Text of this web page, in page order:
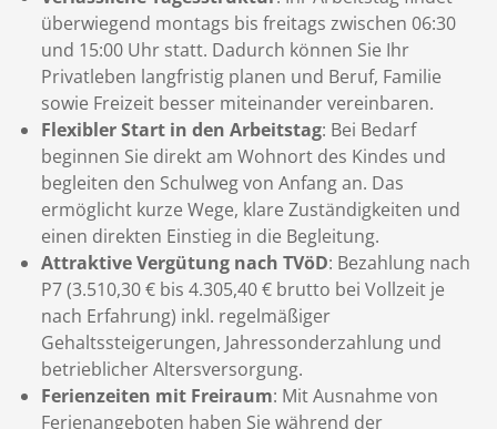
überwiegend montags bis freitags zwischen 06:30
und 15:00 Uhr statt. Dadurch können Sie Ihr
Privatleben langfristig planen und Beruf, Familie
sowie Freizeit besser miteinander vereinbaren.
Flexibler Start in den Arbeitstag: Bei Bedarf
beginnen Sie direkt am Wohnort des Kindes und
begleiten den Schulweg von Anfang an. Das
ermöglicht kurze Wege, klare Zuständigkeiten und
einen direkten Einstieg in die Begleitung.
Attraktive Vergütung nach TVöD: Bezahlung nach
P7 (3.510,30 € bis 4.305,40 € brutto bei Vollzeit je
nach Erfahrung) inkl. regelmäßiger
Gehaltssteigerungen, Jahressonderzahlung und
betrieblicher Altersversorgung.
Ferienzeiten mit Freiraum: Mit Ausnahme von
Ferienangeboten haben Sie während der